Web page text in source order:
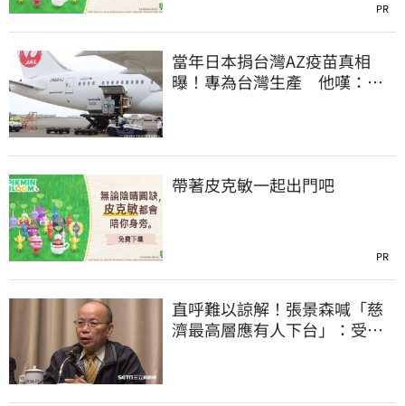
PR
當年日本捐台灣AZ疫苗真相
曝！專為台灣生產 他嘆：藍
帶著皮克敏一起出門吧
PR
直呼難以諒解！張景森喊「慈
濟最高層應有人下台」：受害